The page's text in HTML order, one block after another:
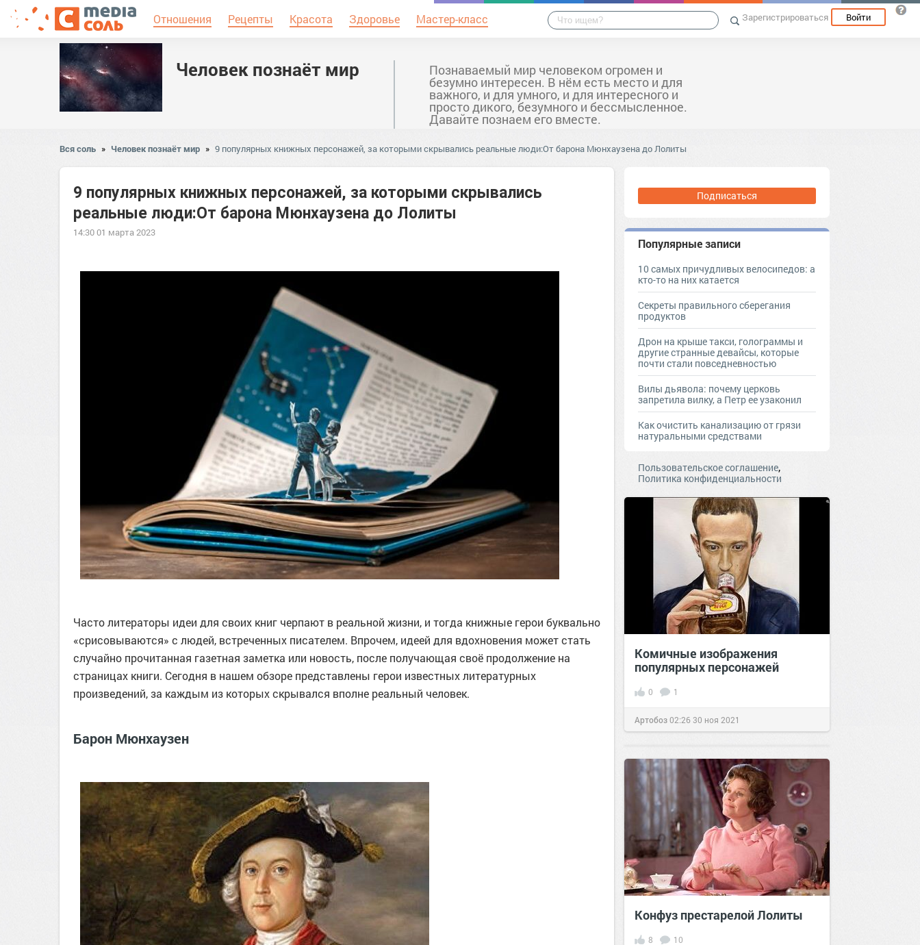
Отношения Рецепты Красота Здоровье Мастер-класс Зарегистрироваться Войти
Человек познаёт мир Познаваемый мир человеком огромен и
безумно интересен. В нём есть место и для
важного, и для умного, и для интересного и
просто дикого, безумного и бессмысленное.
Давайте познаем его вместе.
Вся соль » Человек познаёт мир » 9 популярных книжных персонажей, за которыми скрывались реальные люди:От барона Мюнхаузена до Лолиты
9 популярных книжных персонажей, за которыми скрывались
реальные люди:От барона Мюнхаузена до Лолиты
14:30 01 марта 2023
Часто литераторы идеи для своих книг черпают в реальной жизни, и тогда книжные герои буквально
«срисовываются» с людей, встреченных писателем. Впрочем, идеей для вдохновения может стать
случайно прочитанная газетная заметка или новость, после получающая своё продолжение на
страницах книги. Сегодня в нашем обзоре представлены герои известных литературных
произведений, за каждым из которых скрывался вполне реальный человек.
Барон Мюнхаузен
Подписаться
Популярные записи
10 самых причудливых велосипедов: а
кто-то на них катается
Секреты правильного сберегания
продуктов
Дрон на крыше такси, голограммы и
другие странные девайсы, которые
почти стали повседневностью
Вилы дьявола: почему церковь
запретила вилку, а Петр ее узаконил
Как очистить канализацию от грязи
натуральными средствами
Пользовательское соглашение,
Политика конфиденциальности
Комичные изображения
популярных персонажей
0 1
Артобоз02:26 30 ноя 2021
Конфуз престарелой Лолиты
8 10